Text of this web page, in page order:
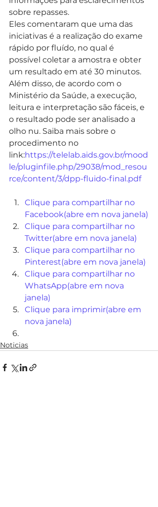
sobre repasses.
Eles comentaram que uma das
iniciativas é a realização do exame
rápido por fluído, no qual é
possível coletar a amostra e obter
um resultado em até 30 minutos.
Além disso, de acordo com o
Ministério da Saúde, a execução,
leitura e interpretação são fáceis, e
o resultado pode ser analisado a
olho nu. Saiba mais sobre o
procedimento no
link:https://telelab.aids.gov.br/mood
le/pluginfile.php/29038/mod_resou
rce/content/3/dpp-fluido-final.pdf
Clique para compartilhar no
Facebook(abre em nova janela)
Clique para compartilhar no
Twitter(abre em nova janela)
Clique para compartilhar no
Pinterest(abre em nova janela)
Clique para compartilhar no
WhatsApp(abre em nova
janela)
Clique para imprimir(abre em
nova janela)
Noticias